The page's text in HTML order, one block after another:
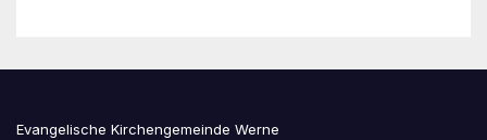
Evangelische Kirchengemeinde Werne